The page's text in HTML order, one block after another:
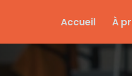
Accueil
À